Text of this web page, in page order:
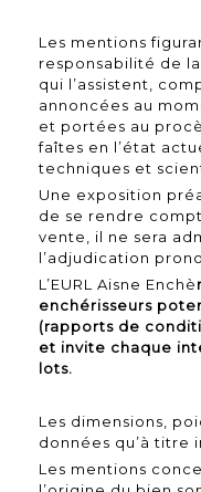
Les mentions
responsabilité de
qui l’assistent,
annoncées au
et portées au
faîtes en l’état
techniques et
Une exposition
de se rendre
vente, il ne sera
l’adjudication
L’EURL Aisne Enchè
enchérisseurs
(rapports de
et invite chaque
lots.
Les dimensions,
données qu’à titre
Les mentions